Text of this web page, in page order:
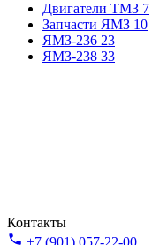
Двигатели ТМЗ 7
Запчасти ЯМЗ 10
ЯМЗ-236 23
ЯМЗ-238 33
Контакты
+7 (901) 057-22-00